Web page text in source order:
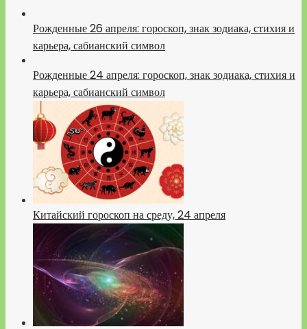
Рожденные 26 апреля: гороскоп, знак зодиака, стихия и
карьера, сабианский символ
Рожденные 24 апреля: гороскоп, знак зодиака, стихия и
карьера, сабианский символ
Китайский гороскоп на среду, 24 апреля